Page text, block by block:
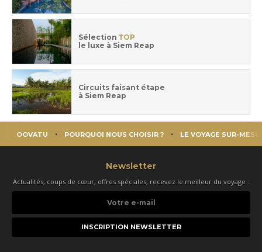
Sélection TOP
le luxe à Siem Reap
Circuits faisant étape
à Siem Reap
OOVATU POURQUOI NOUS CHOISIR ? LE VOYAGE SUR-
Newsletter
Actualités, coups de cœur, offres spéciales, recevez le meilleur du voyage :
e-